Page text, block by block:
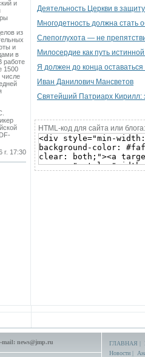
и
из
и
в
работе
1500
числе
г. 17:30
Деятельность Церкви в
Многодетность должна стать
Слепоглухота — не
Милосердие как путь
Я должен до конца оставаться
Иван Данилович Мансветов
Святейший Патриарх Кирилл:
HTML-код для сайта или блога:
mail: news@jmp.ru ГЛАВНАЯ |
Новости |